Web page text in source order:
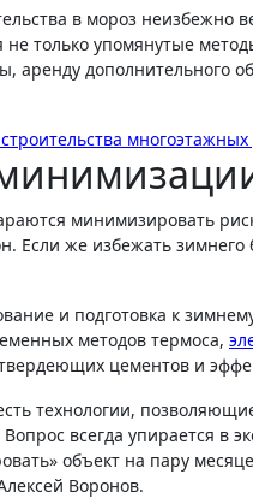
в мороз неизбежно
не только упомянутые
аренду дополнительного
минимизировать
Если же избежать
и подготовка к
методов термоса,
цементов и
технологии,
всегда упирается в
объект на пару
Воронов.